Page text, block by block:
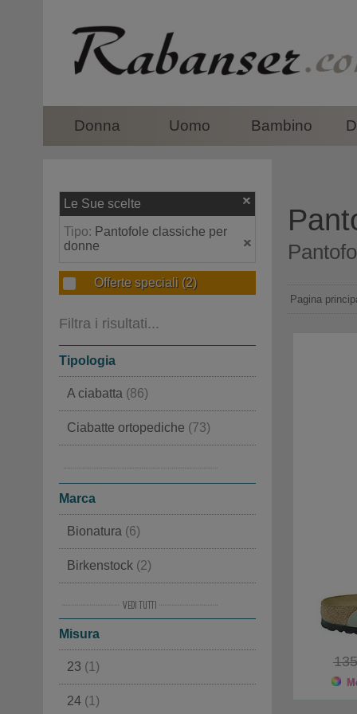
Donna Uomo Bambino
Le Sue scelte
Tipo: Pantofole classiche per
donne
Offerte speciali (2)
Filtra i risultati...
Tipologia
A ciabatta (86)
Ciabatte ortopediche (73)
Classiche
Marca
Bionatura (6)
Birkenstock (2)
Giesswein(2)
Haflinger
Haunold
Loewenweiss
Misura
23 (1)
24 (1)
Pagina